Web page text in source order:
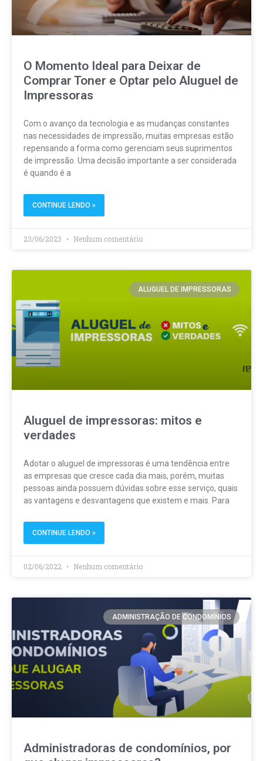
O Momento Ideal para Deixar de
Comprar Toner e Optar pelo Aluguel de
Impressoras
Com o avanço da tecnologia e as mudanças constantes
nas necessidades de impressão, muitas empresas estão
repensando a forma como gerenciam seus suprimentos
de impressão. Uma decisão importante a ser considerada
é quando é a
CONTINUE LENDO »
23/06/2023 Nenhum comentário
ALUGUEL DE IMPRESSORAS
Aluguel de impressoras: mitos e
verdades
Adotar o aluguel de impressoras é uma tendência entre
as empresas que cresce cada dia mais, porém, muitas
pessoas ainda possuem dúvidas sobre esse serviço, quais
as vantagens e desvantagens que existem e mais. Para
CONTINUE LENDO »
02/06/2022 Nenhum comentário
ADMINISTRAÇÃO DE CONDOMÍNIOS
Administradoras de condomínios, por